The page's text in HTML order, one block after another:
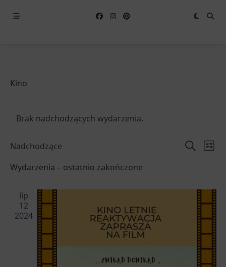
Kino
Brak nadchodzących wydarzenia.
i
widokach
Lista
Nadchodzące
datę.
Wydarzenia – ostatnio zakończone
lip
12
2024